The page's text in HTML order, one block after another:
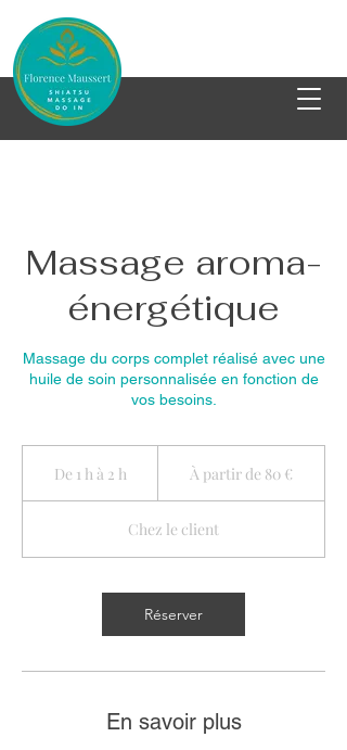
Massage aroma-
énergétique
Massage du corps complet réalisé avec une
huile de soin personnalisée en fonction de
vos besoins.
De 1 h à 2 h
à
2
euros
À partir de 80 €
Chez le client
Réserver
En savoir plus